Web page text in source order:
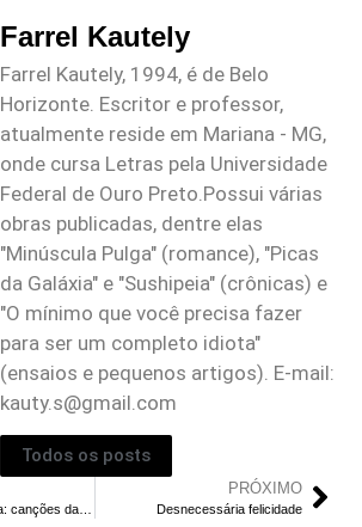
Farrel Kautely
Farrel Kautely, 1994, é de Belo
Horizonte. Escritor e professor,
atualmente reside em Mariana - MG,
onde cursa Letras pela Universidade
Federal de Ouro Preto.Possui várias
obras publicadas, dentre elas
"Minúscula Pulga" (romance), "Picas
da Galáxia" e "Sushipeia" (crônicas) e
"O mínimo que você precisa fazer
para ser um completo idiota"
(ensaios e pequenos artigos). E-mail:
kauty.s@gmail.com
Todos os posts
PRÓXIMO
Desnecessária felicidade